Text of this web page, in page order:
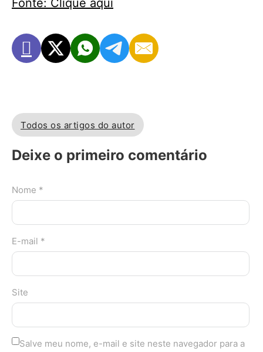
Fonte: Clique aqui
Todos os artigos do autor
Deixe o primeiro comentário
Nome *
E-mail *
Site
Salve meu nome, e-mail e site neste navegador para a